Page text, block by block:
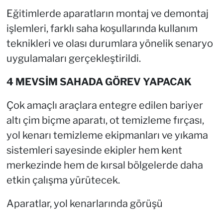
Eğitimlerde aparatların montaj ve demontaj
işlemleri, farklı saha koşullarında kullanım
teknikleri ve olası durumlara yönelik senaryo
uygulamaları gerçekleştirildi.
4 MEVSİM SAHADA GÖREV YAPACAK
Çok amaçlı araçlara entegre edilen bariyer
altı çim biçme aparatı, ot temizleme fırçası,
yol kenarı temizleme ekipmanları ve yıkama
sistemleri sayesinde ekipler hem kent
merkezinde hem de kırsal bölgelerde daha
etkin çalışma yürütecek.
Aparatlar, yol kenarlarında görüşü